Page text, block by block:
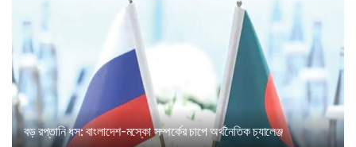
বড় রপ্তানি ধস: বাংলাদেশ-মস্কো সম্পর্কের চাপে অর্থনৈতিক চ্যালেঞ্জ